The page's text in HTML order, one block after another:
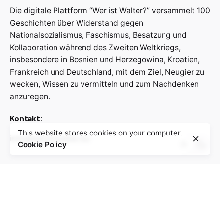
Die digitale Plattform “Wer ist Walter?” versammelt 100
Geschichten über Widerstand gegen
Nationalsozialismus, Faschismus, Besatzung und
Kollaboration während des Zweiten Weltkriegs,
insbesondere in Bosnien und Herzegowina, Kroatien,
Frankreich und Deutschland, mit dem Ziel, Neugier zu
wecken, Wissen zu vermitteln und zum Nachdenken
anzuregen.
Kontakt:
info@weristwalter.eu
This website stores cookies on your computer.
Cookie Policy